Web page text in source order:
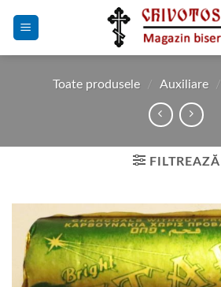
Toate produsele / Auxiliare /
FILTREAZĂ